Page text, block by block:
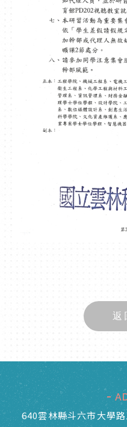
返
640雲林縣斗六市大學